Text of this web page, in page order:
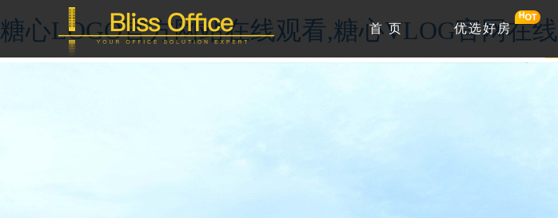
糖心LOGO官方网站在线观看,糖心VLOG官网在
首 页 优选好房